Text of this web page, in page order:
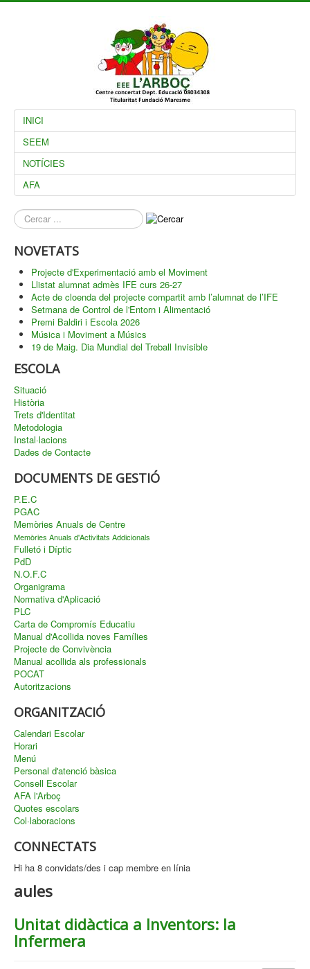
INICI
SEEM
NOTÍCIES
AFA
què
busques?
NOVETATS
Projecte d'Experimentació amb el Moviment
Llistat alumnat admès IFE curs 26-27
Acte de cloenda del projecte compartit amb l’alumnat de l’IFE
Setmana de Control de l'Entorn i Alimentació
Premi Baldiri i Escola 2026
Música i Moviment a Músics
19 de Maig. Dia Mundial del Treball Invisible
ESCOLA
Situació
Història
Trets d'Identitat
Metodologia
Instal·lacions
Dades de Contacte
DOCUMENTS DE GESTIÓ
P.E.C
PGAC
Memòries Anuals de Centre
Memòries Anuals d'Activitats Addicionals
Fulletó i Díptic
PdD
N.O.F.C
Organigrama
Normativa d'Aplicació
PLC
Carta de Compromís Educatiu
Manual d'Acollida noves Famílies
Projecte de Convivència
Manual acollida als professionals
POCAT
Autoritzacions
ORGANITZACIÓ
Calendari Escolar
Horari
Menú
Personal d'atenció bàsica
Consell Escolar
AFA l'Arboç
Quotes escolars
Col·laboracions
CONNECTATS
Hi ha 8 convidats/des i cap membre en línia
aules
Unitat didàctica a Inventors: la
Infermera